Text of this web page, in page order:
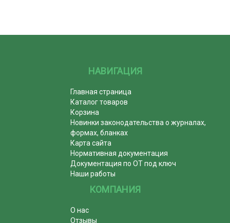
НАВИГАЦИЯ
Главная страница
Каталог товаров
Корзина
Новинки законодательства о журналах,
формах, бланках
Карта сайта
Нормативная документация
Документация по ОТ под ключ
Наши работы
КОМПАНИЯ
О нас
Отзывы